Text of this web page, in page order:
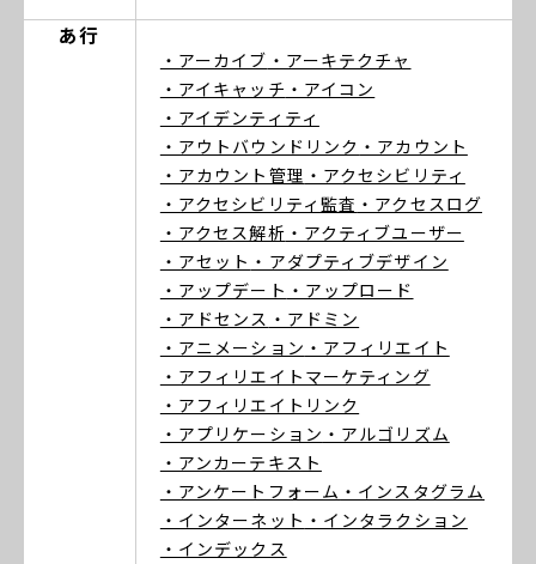
あ行
・アーカイブ ・アーキテクチャ
・アイキャッチ ・アイコン
・アイデンティティ
・アウトバウンドリンク ・アカウント
・アカウント管理 ・アクセシビリティ
・アクセシビリティ監査 ・アクセスログ
・アクセス解析 ・アクティブユーザー
・アセット ・アダプティブデザイン
・アップデート ・アップロード
・アドセンス ・アドミン
・アニメーション ・アフィリエイト
・アフィリエイトマーケティング
・アフィリエイトリンク
・アプリケーション ・アルゴリズム
・アンカーテキスト
・アンケートフォーム ・インスタグラム
・インターネット ・インタラクション
・インデックス